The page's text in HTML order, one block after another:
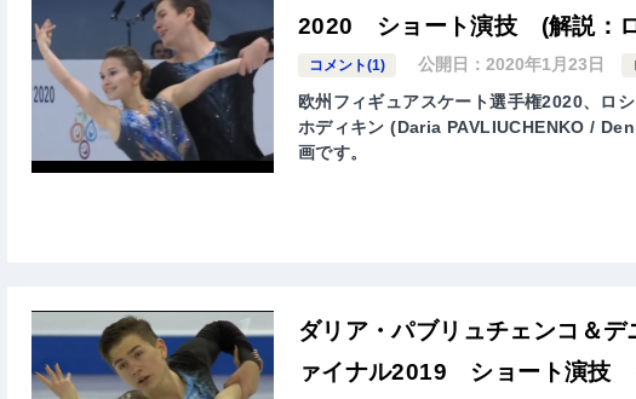
2020 ショート演技 (解説：
コメント(1) 公開日：2020年1月23日
欧州フィギュアスケート選手権2020、ロ
ホディキン (Daria PAVLIUCHENKO /
画です。
ダリア・パブリュチェンコ＆
ァイナル2019 ショート演技